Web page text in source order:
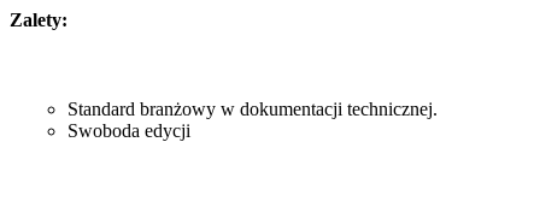
Zalety:
Standard branżowy w dokumentacji technicznej.
Swoboda edycji